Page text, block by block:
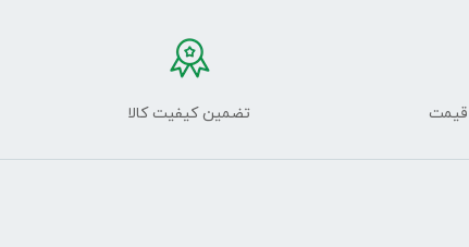
قیمت تضمین کیفیت کالا